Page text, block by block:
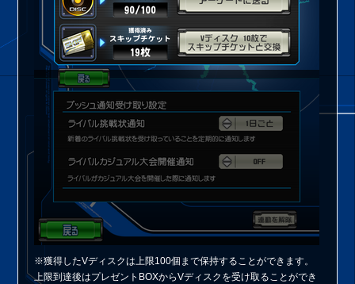
※獲得したVディスクは上限100個まで保持することができます。
上限到達後はプレゼントBOXからVディスクを受け取ることができ